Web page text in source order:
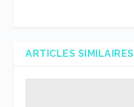
ARTICLES SIMILAIRES